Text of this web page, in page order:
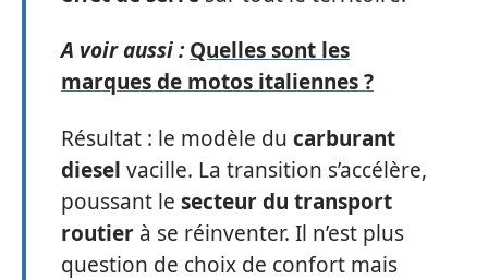
A voir aussi : Quelles sont les
marques de motos italiennes ?
Résultat : le modèle du carburant
diesel vacille. La transition s’accélère,
poussant le secteur du transport
routier à se réinventer. Il n’est plus
question de choix de confort mais